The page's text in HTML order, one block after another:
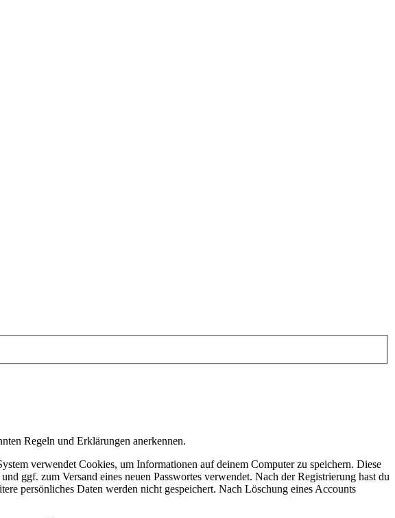
Regeln und Erklärungen anerkennen.
verwendet Cookies, um Informationen auf deinem Computer zu speichern. Diese
ggf. zum Versand eines neuen Passwortes verwendet. Nach der Registrierung hast du
persönliches Daten werden nicht gespeichert. Nach Löschung eines Accounts